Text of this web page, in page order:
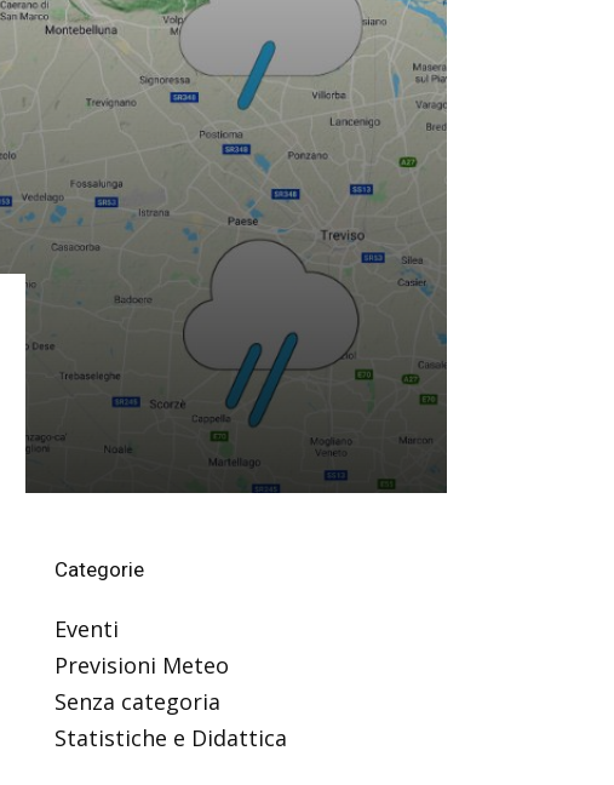
Categorie
Eventi
Previsioni Meteo
Senza categoria
Statistiche e Didattica